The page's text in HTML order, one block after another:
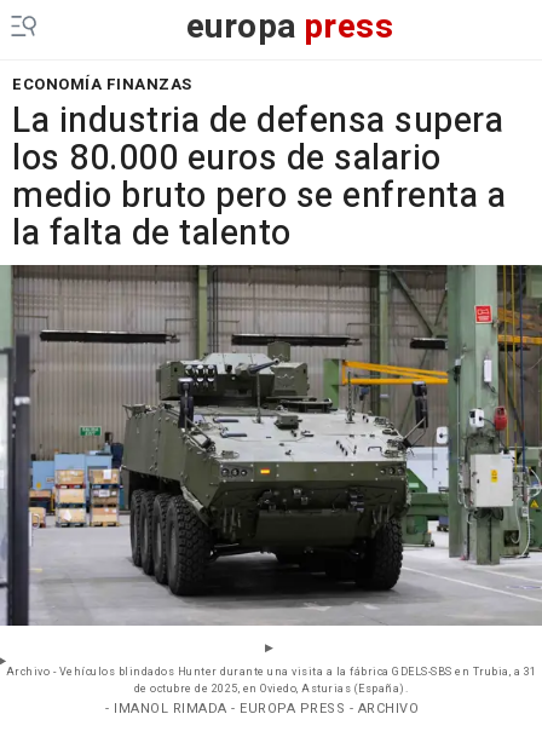
europa press
ECONOMÍA FINANZAS
La industria de defensa supera
los 80.000 euros de salario
medio bruto pero se enfrenta a
la falta de talento
Archivo - Vehículos blindados Hunter durante una visita a la fábrica GDELS-SBS en Trubia, a 31
de octubre de 2025, en Oviedo, Asturias (España).
- IMANOL RIMADA - EUROPA PRESS - ARCHIVO